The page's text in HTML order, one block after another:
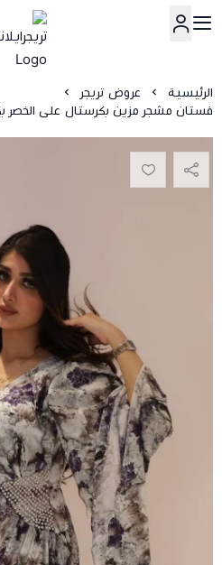
الرئيسية
عروض تريجر
فستان مشجر مزين بكرستال على الخصر